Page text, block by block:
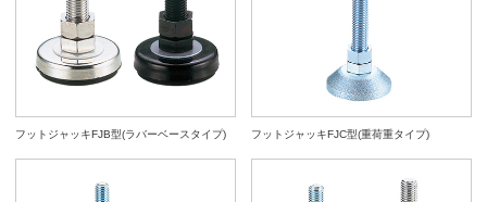
フットジャッキFJB型(ラバーベースタイプ) フットジャッキFJC型(重荷重タイプ)